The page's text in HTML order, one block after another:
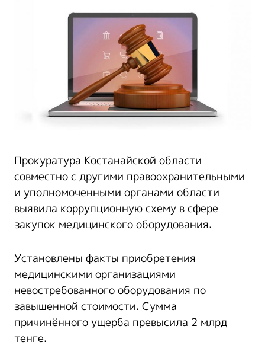
Прокуратура Костанайской области
совместно с другими правоохранительными
и уполномоченными органами области
выявила коррупционную схему в сфере
закупок медицинского оборудования.
Установлены факты приобретения
медицинскими организациями
невостребованного оборудования по
завышенной стоимости. Сумма
причинённого ущерба превысила 2 млрд
тенге.